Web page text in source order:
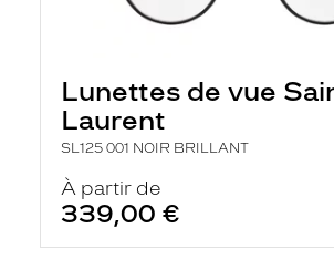
Lunettes de vue
Laurent
SL125 001 NOIR BRILLANT
À partir de
339,00 €